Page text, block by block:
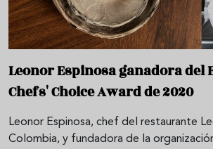
Leonor Espinosa ganadora del
Chefs' Choice Award de 2020
Leonor Espinosa, chef del restaurante
Colombia, y fundadora de la